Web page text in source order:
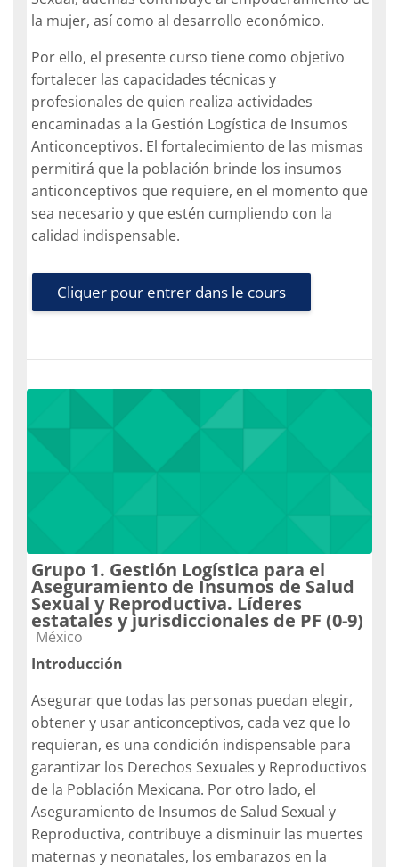
la mujer, así como al desarrollo económico.
Por ello, el presente curso tiene como objetivo
fortalecer las capacidades técnicas y
profesionales de quien realiza actividades
encaminadas a la Gestión Logística de Insumos
Anticonceptivos. El fortalecimiento de las mismas
permitirá que la población brinde los insumos
anticonceptivos que requiere, en el momento que
sea necesario y que estén cumpliendo con la
calidad indispensable.
Cliquer pour entrer dans le cours
Grupo 1. Gestión Logística para el
Aseguramiento de Insumos de Salud
Sexual y Reproductiva. Líderes
estatales y jurisdiccionales de PF (0-9)
Catégorie de cours
México
Introducción
Asegurar que todas las personas puedan elegir,
obtener y usar anticonceptivos, cada vez que lo
requieran, es una condición indispensable para
garantizar los Derechos Sexuales y Reproductivos
de la Población Mexicana. Por otro lado, el
Aseguramiento de Insumos de Salud Sexual y
Reproductiva, contribuye a disminuir las muertes
maternas y neonatales, los embarazos en la